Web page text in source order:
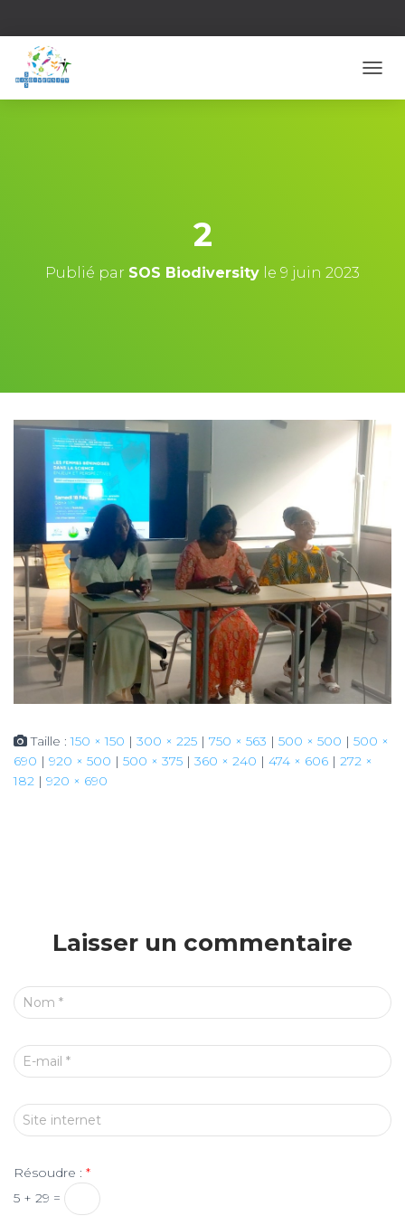
É
N
2
Publié par SOS Biodiversity le 9 juin 2023
Taille :150 × 150 | 300 × 225 | 750 × 563 | 500 × 500 | 500 ×
690 | 920 × 500 | 500 × 375 | 360 × 240 | 474 × 606 | 272 ×
182 | 920 × 690
Laisser un commentaire
Nom *
E-mail *
Site internet
Résoudre : *
5 + 29 =